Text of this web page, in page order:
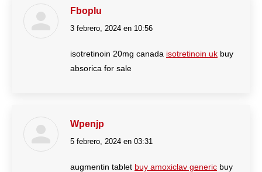
Fboplu
dice:
3 febrero, 2024 en 10:56
isotretinoin 20mg canada isotretinoin uk buy
absorica for sale
Wpenjp
dice:
5 febrero, 2024 en 03:31
augmentin tablet buy amoxiclav generic buy